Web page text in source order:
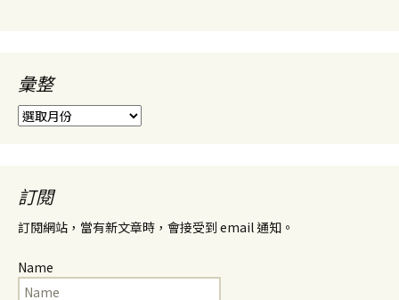
彙整
彙
整
訂閱
訂閱網站，當有新文章時，會接受到 email 通知。
Name